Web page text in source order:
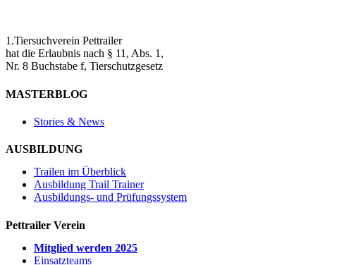
1.Tiersuchverein Pettrailer
hat die Erlaubnis nach § 11, Abs. 1,
Nr. 8 Buchstabe f, Tierschutzgesetz
MASTERBLOG
Stories & News
AUSBILDUNG
Trailen im Überblick
Ausbildung Trail Trainer
Ausbildungs- und Prüfungssystem
Pettrailer Verein
Mitglied werden 2025
Einsatzteams